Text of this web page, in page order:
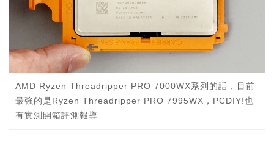
AMD Ryzen Threadripper PRO 7000WX系列的話，目前
最強的是Ryzen Threadripper PRO 7995WX，PCDIY!也
有實測開箱評測報導